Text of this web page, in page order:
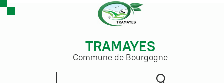
TRAMAYES
Commune de Bourgogne